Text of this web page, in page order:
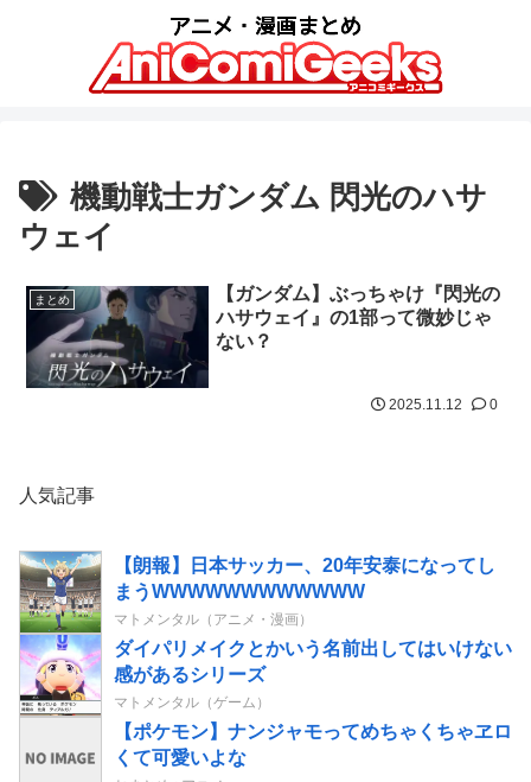
機動戦士ガンダム 閃光のハサ
ウェイ
まとめ
【ガンダム】ぶっちゃけ『閃光の
ハサウェイ』の1部って微妙じゃ
ない？
2025.11.12 0
人気記事
【朗報】日本サッカー、20年安泰になってし
まうWWWWWWWWWWWW
マトメンタル（アニメ・漫画）
ダイパリメイクとかいう名前出してはいけない
感があるシリーズ
マトメンタル（ゲーム）
【ポケモン】ナンジャモってめちゃくちゃヱロ
くて可愛いよな